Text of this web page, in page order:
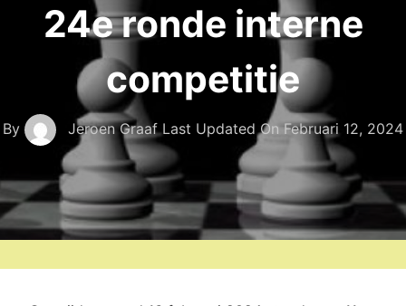
24e ronde interne
competitie
By Jeroen GraafLast Updated OnFebruari 12, 2024